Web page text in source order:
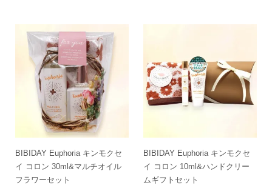
BIBIDAY Euphoria キンモクセ
イ コロン 30ml&マルチオイル
フラワーセット
BIBIDAY Euphoria キンモクセ
イ コロン 10ml&ハンドクリー
ムギフトセット